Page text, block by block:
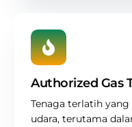
Authorized Gas
Tenaga terlatih
udara, terutama